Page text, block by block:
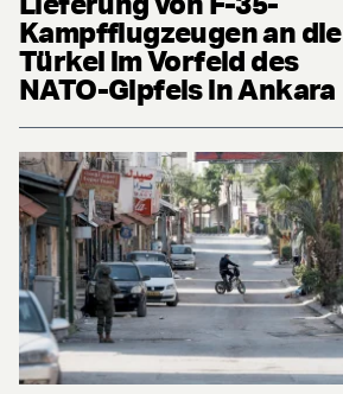
Kampfflugzeugen an die
Türkei im Vorfeld des
NATO-Gipfels in Ankara